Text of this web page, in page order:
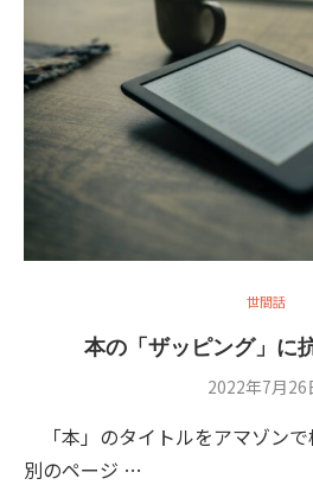
世間話
本の「ザッピング」に
2022年7月26
「本」のタイトルをアマゾン
別のページ …